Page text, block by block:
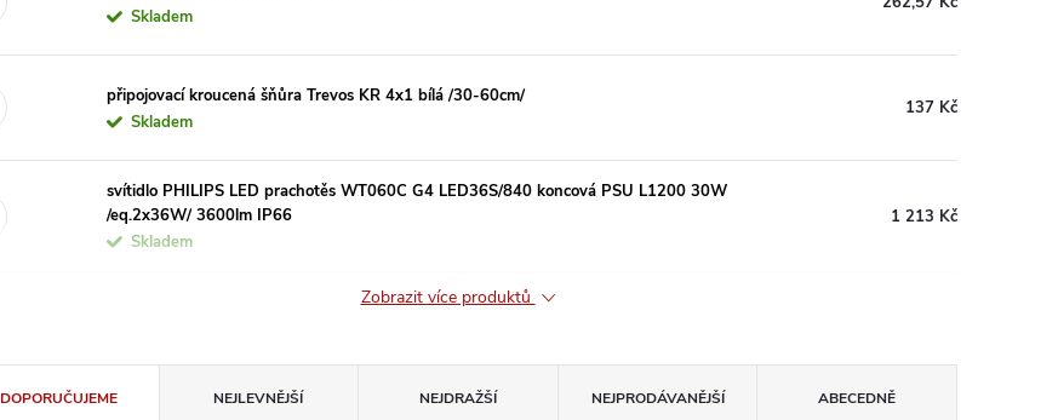
Skladem
připojovací kroucená šňůra Trevos KR 4x1 bílá /30-60cm/
Skladem
137 Kč
svítidlo PHILIPS LED prachotěs WT060C G4 LED36S/840 koncová PSU L1200 30W
/eq.2x36W/ 3600lm IP66
Skladem
1 213 Kč
Zobrazit více produktů
DOPORUČUJEME NEJLEVNĚJŠÍ NEJDRAŽŠÍ NEJPRODÁVANĚJŠÍ ABECEDNĚ